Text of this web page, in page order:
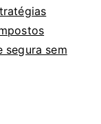
segura sem